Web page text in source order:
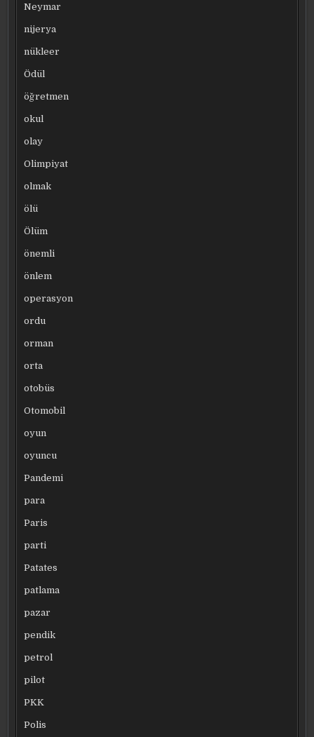
Neymar
nijerya
nükleer
Ödül
öğretmen
okul
olay
Olimpiyat
olmak
ölü
Ölüm
önemli
önlem
operasyon
ordu
orman
orta
otobüs
Otomobil
oyun
oyuncu
Pandemi
para
Paris
parti
Patates
patlama
pazar
pendik
petrol
pilot
PKK
Polis